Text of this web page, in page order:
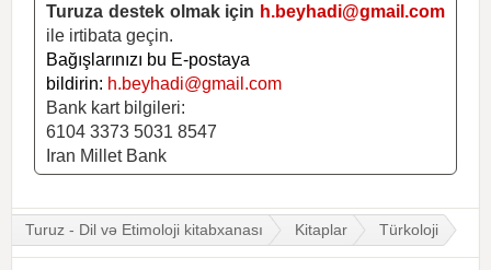
Turuza destek olmak için h.beyhadi@gmail.com
ile irtibata geçin.
Bağışlarınızı bu E-postaya
bildirin: h.beyhadi@gmail.com
Bank kart bilgileri:
6104 3373 5031 8547
Iran Millet Bank
Turuz - Dil və Etimoloji kitabxanası Kitaplar Türkoloji